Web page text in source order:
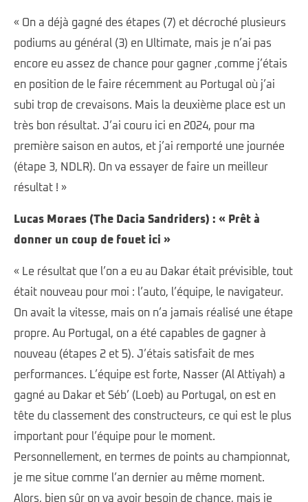
« On a déjà gagné des étapes (7) et décroché plusieurs
podiums au général (3) en Ultimate, mais je n’ai pas
encore eu assez de chance pour gagner ,comme j’étais
en position de le faire récemment au Portugal où j’ai
subi trop de crevaisons. Mais la deuxième place est un
très bon résultat. J’ai couru ici en 2024, pour ma
première saison en autos, et j’ai remporté une journée
(étape 3, NDLR). On va essayer de faire un meilleur
résultat ! »
Lucas Moraes (The Dacia Sandriders) : « Prêt à
donner un coup de fouet ici »
« Le résultat que l’on a eu au Dakar était prévisible, tout
était nouveau pour moi : l’auto, l’équipe, le navigateur.
On avait la vitesse, mais on n’a jamais réalisé une étape
propre. Au Portugal, on a été capables de gagner à
nouveau (étapes 2 et 5). J’étais satisfait de mes
performances. L’équipe est forte, Nasser (Al Attiyah) a
gagné au Dakar et Séb’ (Loeb) au Portugal, on est en
tête du classement des constructeurs, ce qui est le plus
important pour l’équipe pour le moment.
Personnellement, en termes de points au championnat,
je me situe comme l’an dernier au même moment.
Alors, bien sûr on va avoir besoin de chance, mais je